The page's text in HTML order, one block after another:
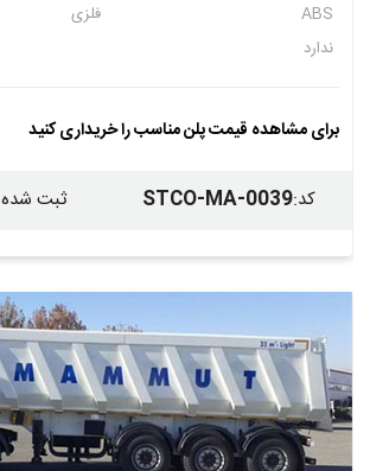
ABS
فلزی
ندارد
برای مشاهده قیمت پلن مناسب را خریداری کنید
کد:
STCO-MA-0039 ثبت شده در